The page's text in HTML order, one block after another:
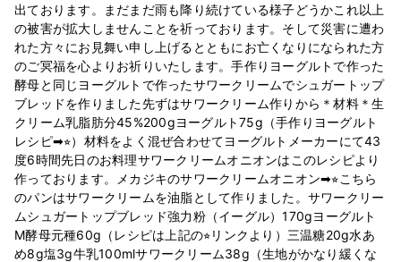
出ております。まだまだ雨も降り続けている様子どうかこれ以上
の被害が拡大しませんことを祈っております。そして災害に遭わ
れた方々にお見舞い申し上げるとともにお亡くなりになられた方
のご冥福を心よりお祈りいたします。手作りヨーグルトで作った
酵母と同じヨーグルトで作ったサワークリームでシュガートップ
ブレッドを作りました先ずはサワークリーム作りから＊材料＊生
クリーム乳脂肪分45%200gヨーグルト75g（手作りヨーグルト
レシピ➡︎⭐︎）材料をよく混ぜ合わせてヨーグルトメーカーにて43
度6時間先日のお料理サワークリームオニオンはこのレシピより
作っております。メカジキのサワークリームオニオン➡︎⭐︎こちら
のパンはサワークリームを油脂として作りました。サワークリー
ムシュガートップブレッド強力粉（イーグル）170gヨーグルト
M酵母元種60g（レシピは上記の⭐︎リンクより）三温糖20g水あ
め8g塩3g牛乳100mlサワークリーム38g（生地がかなり緩くな